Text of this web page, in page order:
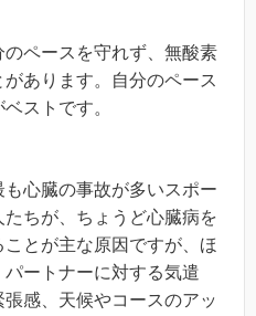
ペースを守れず、無酸素
あります。自分のペース
ストです。
心臓の事故が多いスポー
ちが、ちょうど心臓病を
とが主な原因ですが、ほ
ートナーに対する気遣
感、天候やコースのアッ